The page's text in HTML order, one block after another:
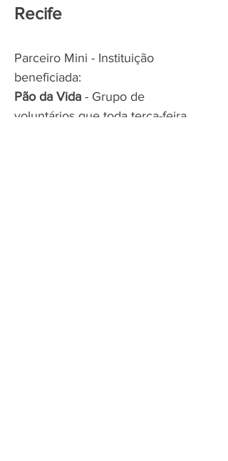
Recife
Parceiro Mini - Instituição
beneficiada:
Pão da Vida - Grupo de
voluntários que toda terça-feira